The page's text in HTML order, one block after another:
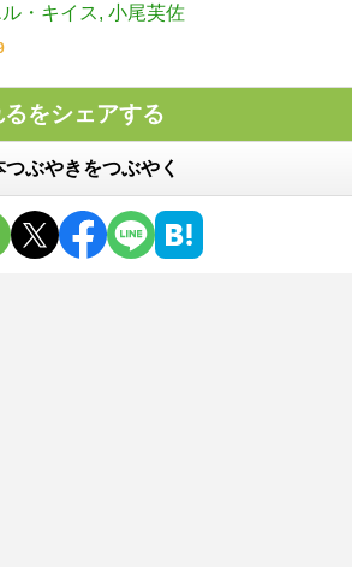
・キイス 小尾芙佐
をシェアする
つぶやきをつぶやく